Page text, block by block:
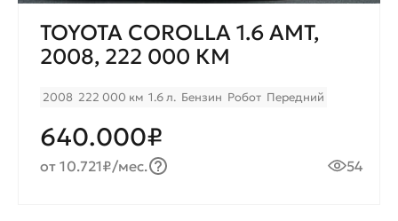
TOYOTA COROLLA 1.6 AMT,
2008, 222 000 КМ
2008 222 000 км 1.6 л. Бензин Робот Передний
640.000₽
от 10.721₽/мес. 54